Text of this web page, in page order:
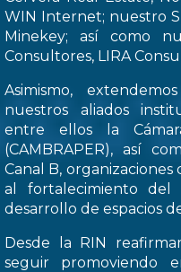
WIN Internet; nuestro
Minekey; así como
Consultores, LIRA
Asimismo,
nuestros aliados
entre ellos la
(CAMBRAPER), así
Canal B,
al fortalecimiento del
desarrollo de espacios
Desde la RIN
seguir promoviendo